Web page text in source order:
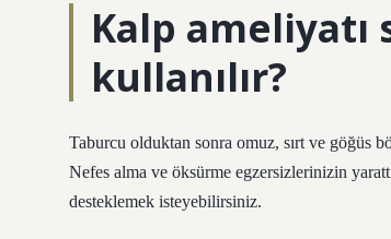
Kalp ameliyatı
kullanılır?
Taburcu olduktan sonra omuz, sırt ve göğüs
Nefes alma ve öksürme egzersizlerinizin
desteklemek isteyebilirsiniz.